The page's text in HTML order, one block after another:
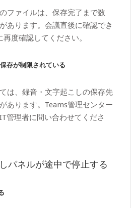
ファイルは、保存完了まで数
あります。会議直後に確認でき
度確認してください。
存が制限されている
は、録音・文字起こしの保存先
あります。Teams管理センター
管理者に問い合わせてくださ
パネルが途中で停止する